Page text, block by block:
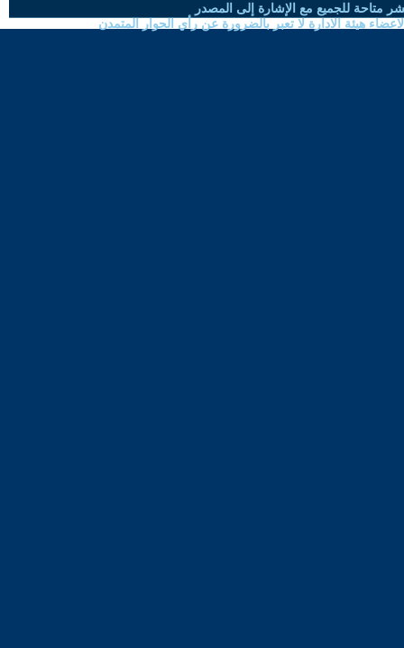
متاحة للجميع مع الإشارة إلى المصدر
هيئة الادارة لا تعبر بالضرورة عن رأي الحوار المتمدن